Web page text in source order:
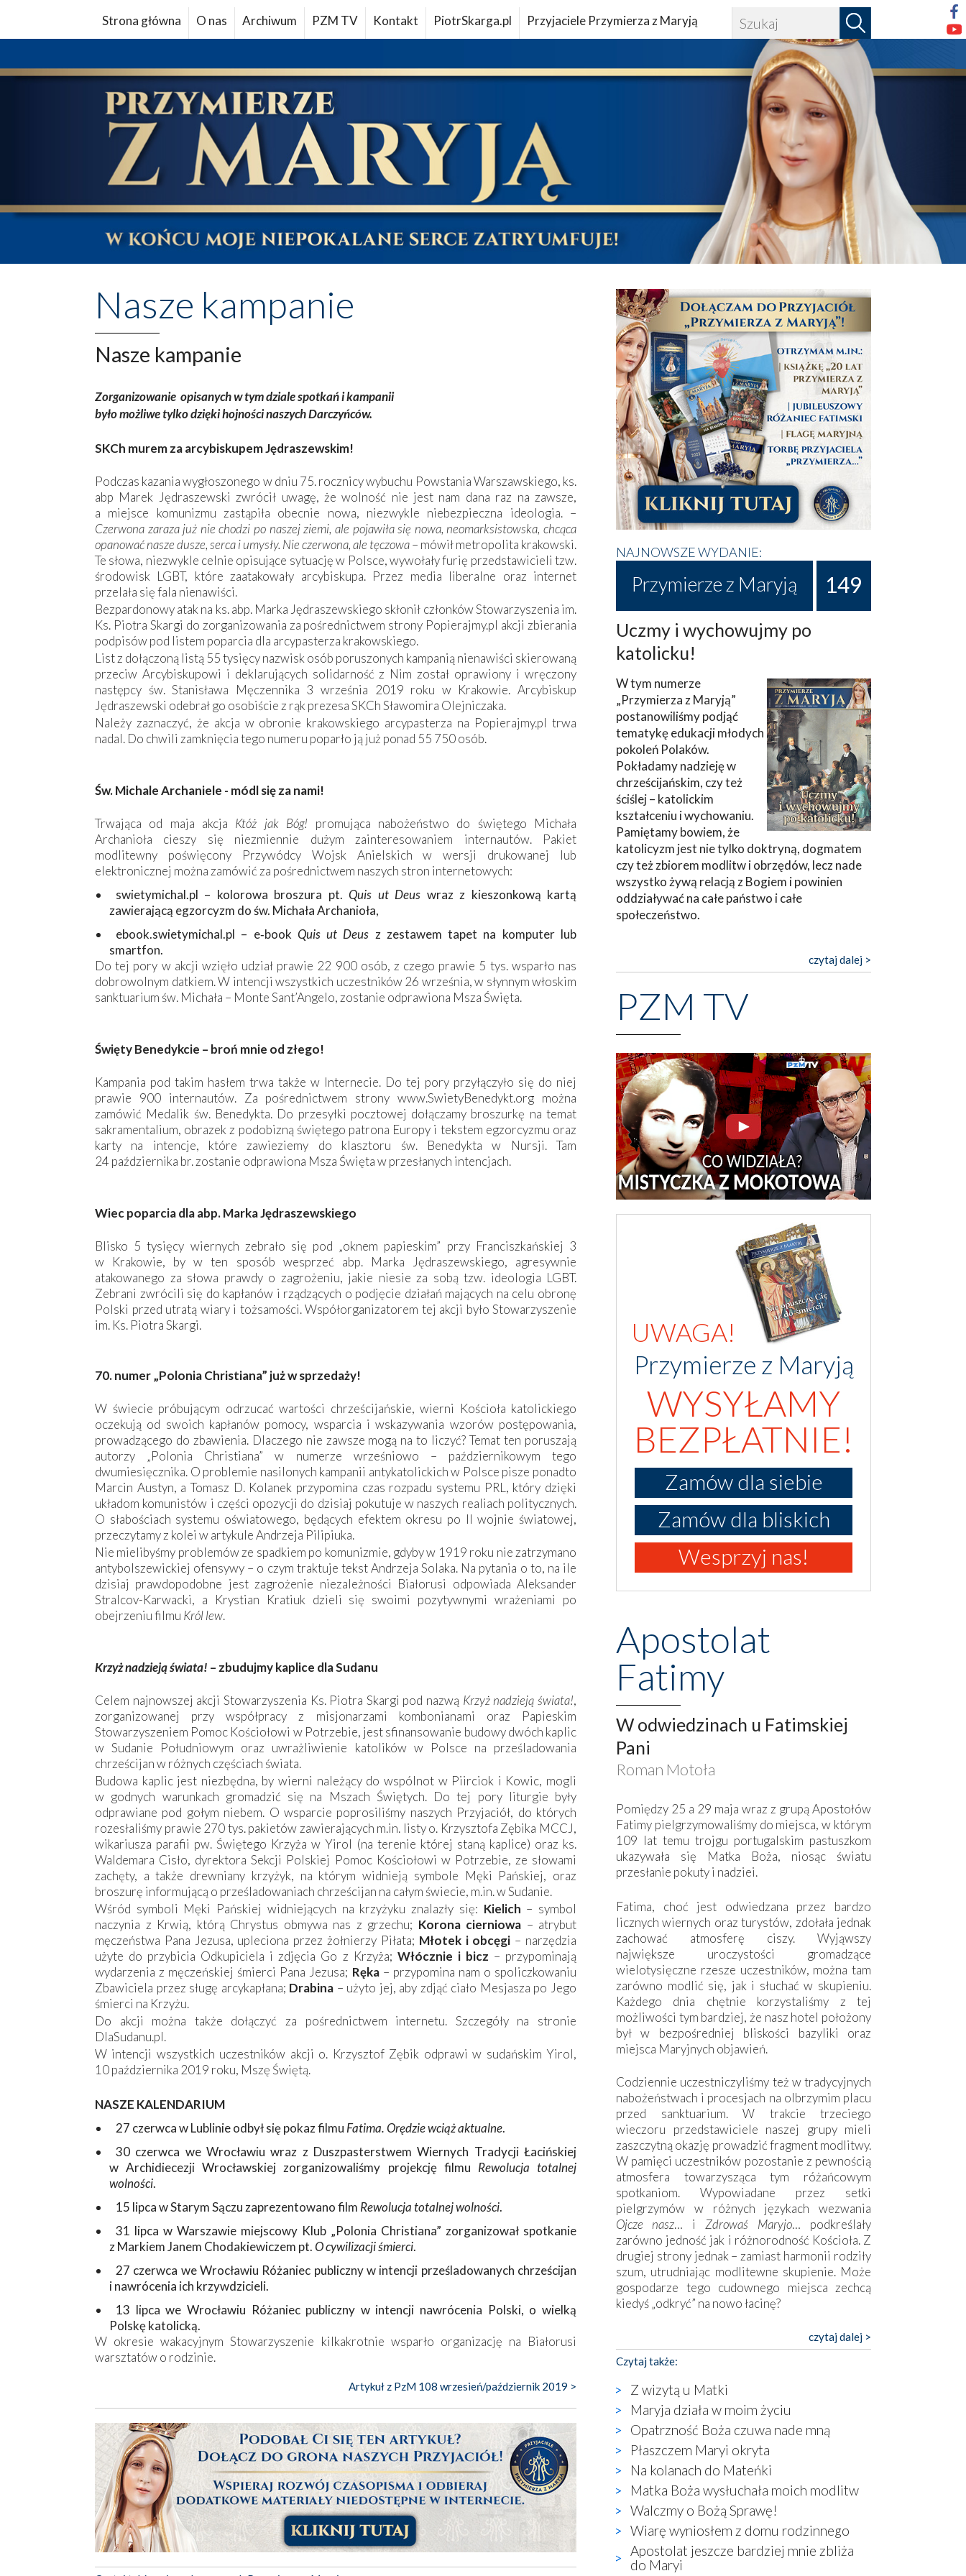
Strona główna O nas Archiwum PZM TV Kontakt PiotrSkarga.pl Przyjaciele Przymierza z Maryją
Nasze kampanie
Nasze kampanie
Zorganizowanie ­ opisanych w tym ­dziale spotkań i kampanii
było możliwe tylko dzięki hojności ­naszych Darczyńców.
SKCh murem za arcybiskupem Jędraszewskim!
Podczas kazania wygłoszonego w dniu 75. rocznicy wybuchu Powstania Warszawskiego, ks.
abp Marek Jędraszewski zwrócił uwagę, że wolność nie jest nam dana raz na zawsze,
a miejsce komunizmu zastąpiła obecnie nowa, niezwykle niebezpieczna ideologia. –
Czerwona zaraza już nie chodzi po naszej ziemi, ale pojawiła się nowa, neomarksistowska, chcąca
opanować nasze dusze, serca i umysły. Nie czerwona, ale tęczowa– mówił metropolita krakowski.
Te słowa, niezwykle celnie opisujące sytuację w Polsce, wywołały furię przedstawicieli tzw.
środowisk LGBT, które zaatakowały arcybiskupa. Przez media liberalne oraz internet
przelała się fala nienawiści.
Bezpardonowy atak na ks. abp. Marka Jędraszewskiego skłonił członków Stowarzyszenia im.
Ks. Piotra Skargi do zorganizowania za pośrednictwem strony Popierajmy.pl akcji zbierania
podpisów pod listem poparcia dla arcypasterza krakowskiego.
List z dołączoną listą 55 tysięcy nazwisk osób poruszonych kampanią nienawiści skierowaną
przeciw Arcybiskupowi i deklarujących solidarność z Nim został oprawiony i wręczony
następcy św. Stanisława Męczennika 3 września 2019 roku w Krakowie. Arcybiskup
Jędraszewski odebrał go osobiście z rąk prezesa SKCh Sławomira Olejniczaka.
Należy zaznaczyć, że akcja w obronie krakowskiego arcypasterza na Popierajmy.pl trwa
nadal. Do chwili zamknięcia tego numeru poparło ją już ponad 55 750 osób.
Św. Michale Archaniele - módl się za nami!
Trwająca od maja akcja Któż jak Bóg! promująca nabożeństwo do świętego Michała
Archanioła cieszy się niezmiennie dużym zainteresowaniem internautów. Pakiet
modlitewny poświęcony Przywódcy Wojsk Anielskich w wersji drukowanej lub
elektronicznej można zamówić za pośrednictwem naszych stron internetowych:
swietymichal.pl – kolorowa broszura pt.Quis ut Deus wraz z kieszonkową kartą
zawierającą egzorcyzm do św. Michała Archanioła,
ebook.swietymichal.pl – e‑book Quis ut Deus z zestawem tapet na komputer lub
smartfon.
Do tej pory w akcji wzięło udział prawie 22 900 osób, z czego prawie 5 tys. wsparło nas
dobrowolnym datkiem. W intencji wszystkich uczestników 26 września, w słynnym włoskim
sanktuarium św. Michała – Monte Sant’Angelo, zostanie odprawiona Msza Święta.
Święty Benedykcie – broń mnie od złego!
Kampania pod takim hasłem trwa także w Internecie. Do tej pory przyłączyło się do niej
prawie 900 internautów. Za pośrednictwem strony www.SwietyBenedykt.org można
zamówić Medalik św. Benedykta. Do przesyłki pocztowej dołączamy broszurkę na temat
sakramentalium, obrazek z podobizną świętego patrona Europy i tekstem egzorcyzmu oraz
karty na intencje, które zawieziemy do klasztoru św. Benedykta w Nursji. Tam
24 października br. zostanie odprawiona Msza Święta w przesłanych intencjach.
Wiec poparcia dla abp. Marka Jędraszewskiego
Blisko 5 tysięcy wiernych zebrało się pod „oknem papieskim” przy Franciszkańskiej 3
w Krakowie, by w ten sposób wesprzeć abp. Marka Jędraszewskiego, agresywnie
atakowanego za słowa prawdy o zagrożeniu, jakie niesie za sobą tzw. ideologia LGBT.
Zebrani zwrócili się do kapłanów i rządzących o podjęcie działań mających na celu obronę
Polski przed utratą wiary i tożsamości. Współorganizatorem tej akcji było Stowarzyszenie
im. Ks. Piotra Skargi.
70. numer „Polonia Christiana” już w sprzedaży!
W świecie próbującym odrzucać wartości chrześcijańskie, wierni Kościoła katolickiego
oczekują od swoich kapłanów pomocy, wsparcia i wskazywania wzorów postępowania,
prowadzącego do zbawienia. Dlaczego nie zawsze mogą na to liczyć? Temat ten poruszają
autorzy „Polonia Christiana” w numerze wrześniowo – październikowym tego
dwumiesięcznika. O problemie nasilonych kampanii antykatolickich w Polsce pisze ponadto
Marcin Austyn, a Tomasz D. Kolanek przypomina czas rozpadu systemu PRL, który dzięki
układom komunistów i części opozycji do dzisiaj pokutuje w naszych realiach politycznych.
O słabościach systemu oświatowego, będących efektem okresu po II wojnie światowej,
przeczytamy z kolei w artykule Andrzeja Pilipiuka.
Nie mielibyśmy problemów ze spadkiem po komunizmie, gdyby w 1919 roku nie zatrzymano
antybolszewickiej ofensywy – o czym traktuje tekst Andrzeja Solaka. Na pytania o to, na ile
dzisiaj prawdopodobne jest zagrożenie niezależności Białorusi odpowiada Aleksander
Stralcov-Karwacki, a Krystian Kratiuk dzieli się swoimi pozytywnymi wrażeniami po
obejrzeniu filmu Król lew.
Krzyż nadzieją świata! – zbudujmy kaplice dla Sudanu
Celem najnowszej akcji Stowarzyszenia Ks. Piotra Skargi pod nazwą Krzyż nadzieją świata!,
zorganizowanej przy współpracy z misjonarzami kombonianami oraz Papieskim
Stowarzyszeniem Pomoc Kościołowi w Potrzebie, jest sfinansowanie budowy dwóch kaplic
w Sudanie Południowym oraz uwrażliwienie katolików w Polsce na prześladowania
chrześcijan w różnych częściach świata.
Budowa kaplic jest niezbędna, by wierni należący do wspólnot w Piirciok i Kowic, mogli
w godnych warunkach gromadzić się na Mszach Świętych. Do tej pory liturgie były
odprawiane pod gołym niebem. O wsparcie poprosiliśmy naszych Przyjaciół, do których
rozesłaliśmy prawie 270 tys. pakietów zawierających m.in. listy o. Krzysztofa Zębika MCCJ,
wikariusza parafii pw. Świętego Krzyża w Yirol (na terenie której staną kaplice) oraz ks.
Waldemara Cisło, dyrektora Sekcji Polskiej Pomoc Kościołowi w Potrzebie, ze słowami
zachęty, a także drewniany krzyżyk, na którym widnieją symbole Męki Pańskiej, oraz
broszurę informującą o prześladowaniach chrześcijan na całym świecie, m.in. w Sudanie.
Wśród symboli Męki Pańskiej widniejących na krzyżyku znalazły się: Kielich – symbol
naczynia z Krwią, którą Chrystus obmywa nas z grzechu; Korona cierniowa – atrybut
męczeństwa Pana Jezusa, upleciona przez żołnierzy Piłata; Młotek i obcęgi – narzędzia
użyte do przybicia Odkupiciela i zdjęcia Go z Krzyża; Włócznie i bicz – przypominają
wydarzenia z męczeńskiej śmierci Pana Jezusa; Ręka– przypomina nam o spoliczkowaniu
Zbawiciela przez sługę arcykapłana; Drabina – użyto jej, aby zdjąć ciało Mesjasza po Jego
śmierci na Krzyżu.
Do akcji można także dołączyć za pośrednictwem internetu. Szczegóły na stronie
DlaSudanu.pl.
W intencji wszystkich uczestników akcji o. Krzysztof Zębik odprawi w sudańskim Yirol,
10 października 2019 roku, Mszę Świętą.
NASZE KALENDARIUM
27 czerwca w Lublinie odbył się pokaz filmuFatima. Orędzie wciąż aktualne.
30 czerwca we Wrocławiu wraz z Duszpasterstwem Wiernych Tradycji Łacińskiej
w Archidiecezji Wrocławskiej zorganizowaliśmy projekcję filmu Rewolucja totalnej
wolności.
15 lipca w Starym Sączu zaprezentowano film Rewolucja totalnej wolności.
31 lipca w Warszawie miejscowy Klub „Polonia Christiana” zorganizował spotkanie
z Markiem Janem Chodakiewiczem pt.O cywilizacji śmierci.
27 czerwca we Wrocławiu Różaniec publiczny w intencji prześladowanych chrześcijan
i nawrócenia ich krzywdzicieli.
13 lipca we Wrocławiu Różaniec publiczny w intencji nawrócenia Polski, o wielką
Polskę katolicką.
W okresie wakacyjnym Stowarzyszenie kilkakrotnie wsparło organizację na Białorusi
warsztatów o rodzinie.
Artykuł z PzM 108 wrzesień/październik 2019 >
NAJNOWSZE WYDANIE:
Przymierze z Maryją 149
Uczmy i wychowujmy po
katolicku!
W tym numerze
„Przymierza z Maryją”
postanowiliśmy podjąć
tematykę edukacji młodych
pokoleń Polaków.
Pokładamy nadzieję w
chrześcijańskim, czy też
ściślej – katolickim
kształceniu i wychowaniu.
Pamiętamy bowiem, że
katolicyzm jest nie tylko doktryną, dogmatem
czy też zbiorem modlitw i obrzędów, lecz nade
wszystko żywą relacją z Bogiem i powinien
oddziaływać na całe państwo i całe
społeczeństwo.
czytaj dalej >
PZM TV
UWAGA!
Przymierze z Maryją
WYSYŁAMY
BEZPŁATNIE!
Zamów dla siebie
Zamów dla bliskich
Wesprzyj nas!
Apostolat
Fatimy
W odwiedzinach u Fatimskiej
Pani
Roman Motoła
Pomiędzy 25 a 29 maja wraz z grupą Apostołów
Fatimy pielgrzymowaliśmy do miejsca, w którym
109 lat temu trojgu portugalskim pastuszkom
ukazywała się Matka Boża, niosąc światu
przesłanie pokuty i nadziei.
Fatima, choć jest odwiedzana przez bardzo
licznych wiernych oraz turystów, zdołała jednak
zachować atmosferę ciszy. Wyjąwszy
największe uroczystości gromadzące
wielotysięczne rzesze uczestników, można tam
zarówno modlić się, jak i słuchać w skupieniu.
Każdego dnia chętnie korzystaliśmy z tej
możliwości tym bardziej, że nasz hotel położony
był w bezpośredniej bliskości bazyliki oraz
miejsca Maryjnych objawień.
Codziennie uczestniczyliśmy też w tradycyjnych
nabożeństwach i procesjach na olbrzymim placu
przed sanktuarium. W trakcie trzeciego
wieczoru przedstawiciele naszej grupy mieli
zaszczytną okazję prowadzić fragment modlitwy.
W pamięci uczestników pozostanie z pewnością
atmosfera towarzysząca tym różańcowym
spotkaniom. Wypowiadane przez setki
pielgrzymów w różnych językach wezwania
Ojcze nasz… i Zdrowaś Maryjo… podkreślały
zarówno jedność jak i różnorodność Kościoła. Z
drugiej strony jednak – zamiast harmonii rodziły
szum, utrudniając modlitewne skupienie. Może
gospodarze tego cudownego miejsca zechcą
kiedyś „odkryć” na nowo łacinę?
Niespokojny duch współczesności daje też w
Fatimie znać o sobie w sposób widoczny gołym
okiem. Niby w trosce o prostotę i skromność
stara się on jak może zasłonić sanktuarium,
wznosząc wokół betonowe bryły, z których
niektóre nawet zostały poświęcone jako miejsca
katolickiego kultu. Tylko co wspólnego z żywą,
autentyczną wiarą mogą mieć płaskie, szare
bunkry albo kaplice, w których Tabernakulum
przypomina bardziej skrzynkę na narzędzia? Albo
co powiedzieć o ustawionym tuż przy nowej
bazylice wielkim krzyżu, na którym zamiast
Chrystusa umieszczono dziwaczną postać jakby
wyjętą ze starożytnych hieroglifów? W
kulturowym kontekście naszych czasów to raczej
czytaj dalej >
Czytaj także:
Z wizytą u Matki
Maryja działa w moim życiu
Opatrzność Boża czuwa nade mną
Płaszczem Maryi okryta
Na kolanach do Mateńki
Matka Boża wysłuchała moich modlitw
Walczmy o Bożą Sprawę!
Wiarę wyniosłem z domu rodzinnego
Apostolat jeszcze bardziej mnie zbliża
do Maryi